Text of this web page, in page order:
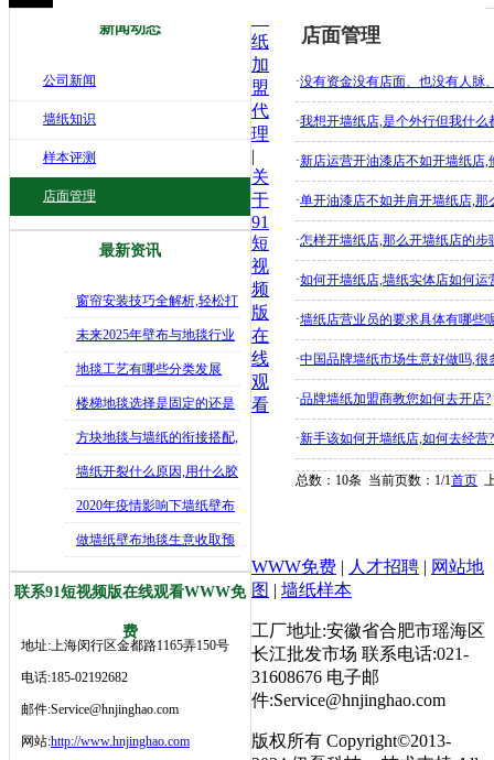
新闻动态
公司新闻
墙纸知识
样本评测
店面管理
最新资讯
窗帘安装技巧全解析,轻松打
造舒适
未来2025年壁布与地毯行业
发展
地毯工艺有哪些分类发展
史,202
楼梯地毯选择是固定的还是
可移动好
方块地毯与墙纸的衔接搭配,
如何让
墙纸开裂什么原因,用什么胶
水修补
2020年疫情影响下墙纸壁布
生意
做墙纸壁布地毯生意收取预
付款是行
联系91短视频版在线观看WWW免
费
地址:上海闵行区金都路1165弄150号
电话:185-02192682
邮件:Service@hnjinghao.com
网站:http://www.hnjinghao.com
店面管理
·没有资金没有店面、也没有人脉
·我想开墙纸店,是个外行但我什么
·新店运营开油漆店不如开墙纸店,
·单开油漆店不如并肩开墙纸店,那
·怎样开墙纸店,那么开墙纸店的步
·如何开墙纸店,墙纸实体店如何运
·墙纸店营业员的要求具体有哪些
·中国品牌墙纸市场生意好做吗,很
·品牌墙纸加盟商教您如何去开店?
·新手该如何开墙纸店,如何去经营?
总数：10条 当前页数： 1/1首页
纸
加
盟
代
理
|
关
于
91
短
视
频
版
在
线
观
看
WWW免费 | 人才招聘 | 网站地
图 | 墙纸样本
工厂地址:安徽省合肥市瑶海区
长江批发市场 联系电话:021-
31608676 电子邮
件:Service@hnjinghao.com
版权所有 Copyright©2013-